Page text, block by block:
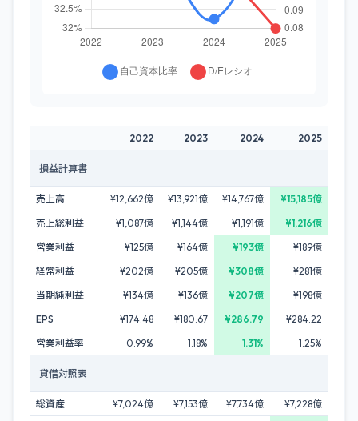
2022 2023 2024 2025
損益計算書
売上高 ¥12,662億 ¥13,921億 ¥14,767億
¥15,185億
売上総利益
¥1,087億 ¥1,144億 ¥1,191億
¥1,216億
営業利益
¥125億 ¥164億 ¥193億
¥189億
経常利益
¥202億 ¥205億 ¥308億
¥281億
当期純利益
¥134億 ¥136億 ¥207億
¥198億
EPS
¥174.48 ¥180.67 ¥286.79
¥284.22
営業利益率
0.99% 1.18% 1.31% 1.25%
貸借対照表
総資産 ¥7,024億 ¥7,153億 ¥7,734億
¥7,228億